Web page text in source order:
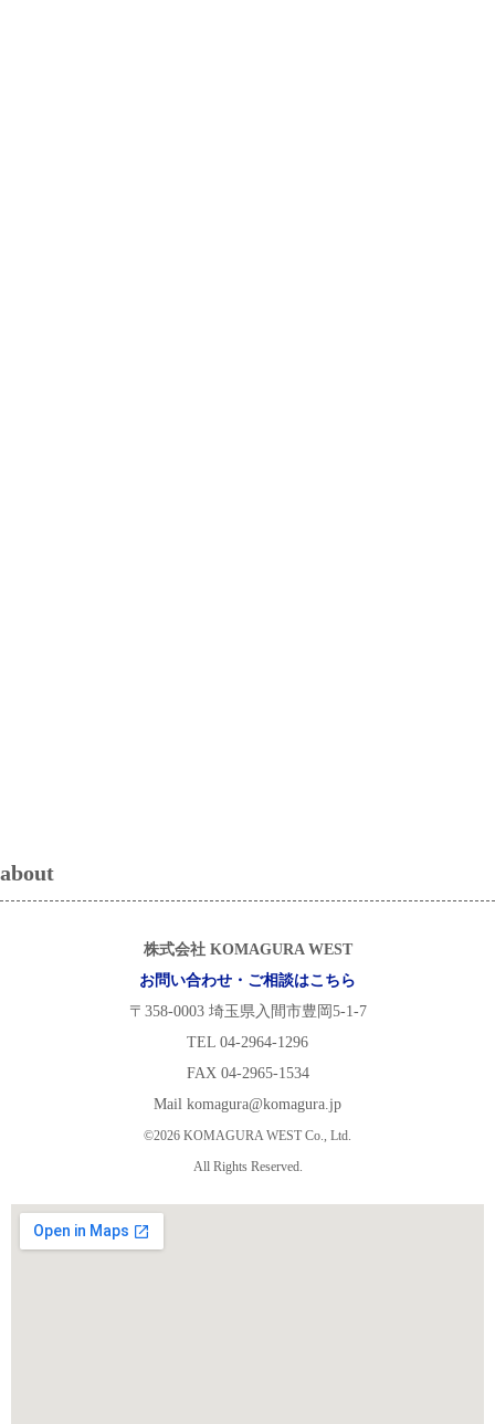
about
株式会社 KOMAGURA WEST
お問い合わせ・ご相談はこちら
〒358-0003 埼玉県入間市豊岡5-1-7
TEL 04-2964-1296
FAX 04-2965-1534
Mail komagura@komagura.jp
©2026 KOMAGURA WEST Co., Ltd.
All Rights Reserved.